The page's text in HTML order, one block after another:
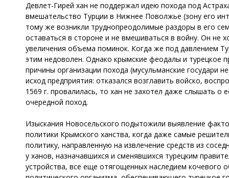
Девлет-Гирей хан не поддержал идею похода под
вмешательство Турции в Нижнее Поволжье (зону его
тому же возникли труднопреодолимые раздоры в его
оставаться в стороне и не вмешиваться в войну. Он не
увеличения объема поминок. Когда же под давлением
этим недоволен. Однако крымские феодалы и турецкое
причины организации похода (мусульманские государи
исход предприятия: отказался возглавить войско,
1569 г. провалилась, то хан не захотел даже слышать о
очередной поход.
Изыскания Новосельского подытожили выявление
политики Крымского ханства, когда даже самые
политику, направленную на извлечение средств из
у ханов, назначавшихся и сменявшихся турецким
устройства, все еще отягощенных наследием кочевого